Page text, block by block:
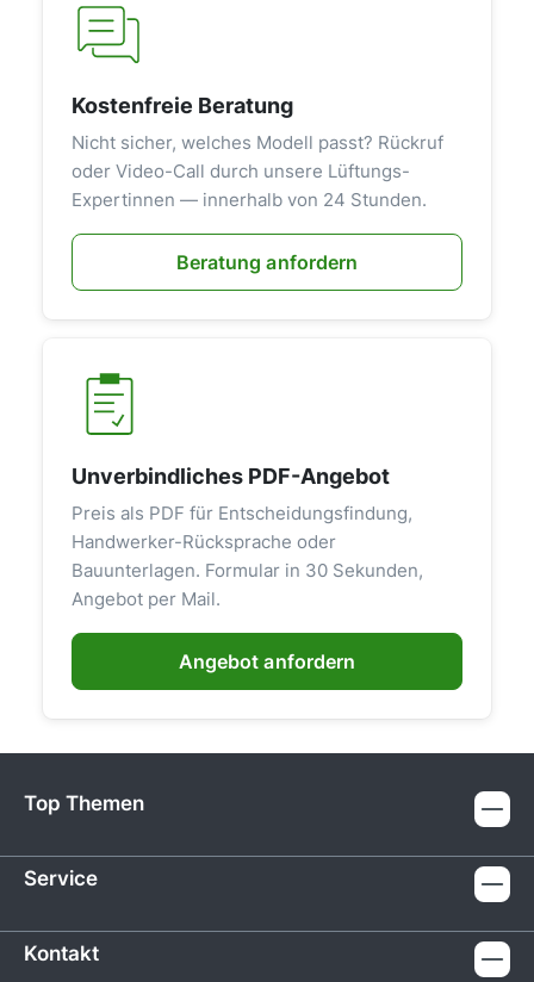
Kostenfreie Beratung
Nicht sicher, welches Modell passt? Rückruf
oder Video-Call durch unsere Lüftungs-
Expertinnen — innerhalb von 24 Stunden.
Beratung anfordern
Unverbindliches PDF-Angebot
Preis als PDF für Entscheidungsfindung,
Handwerker-Rücksprache oder
Bauunterlagen. Formular in 30 Sekunden,
Angebot per Mail.
Angebot anfordern
Top Themen
Service
Kontakt